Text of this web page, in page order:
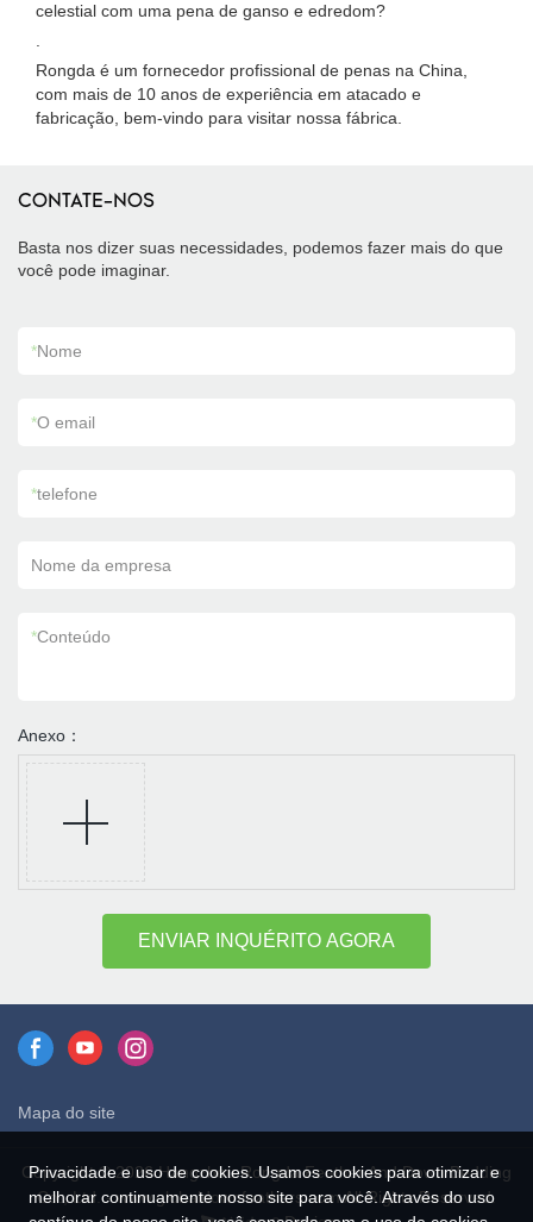
celestial com uma pena de ganso e edredom?
Rongda é um fornecedor profissional de penas na China,
com mais de 10 anos de experiência em atacado e
fabricação, bem-vindo para visitar nossa fábrica.
CONTATE-NOS
Basta nos dizer suas necessidades, podemos fazer mais do que
você pode imaginar.
*Nome
*O email
*telefone
Nome da empresa
*Conteúdo
Anexo：
ENVIAR INQUÉRITO AGORA
Mapa do site
Copyright © 2026 Hangzhou Rongda Feather And Down Bedding
Co., Ltd. - www.globaldownfeathers.com All Rights Reserved.
Privacidade e uso de cookies. Usamos cookies para otimizar e
melhorar continuamente nosso site para você. Através do uso